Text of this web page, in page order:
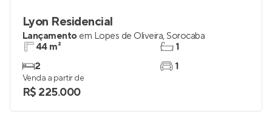
Lyon Residencial
Lançamento em Lopes de Oliveira,Sorocaba
44 m²
2
1
1
Venda a partir de
R$ 225.000